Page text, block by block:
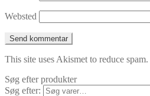
Websted
This site uses Akismet to reduce spam.
Søg efter produkter
Søg efter: